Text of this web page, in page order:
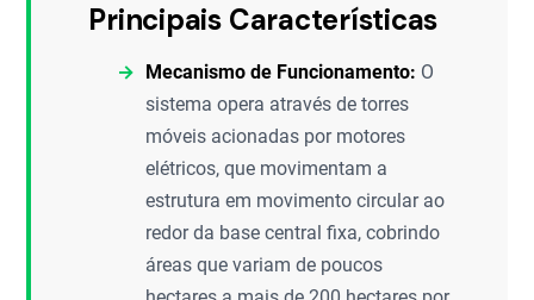
Principais Características
Mecanismo de Funcionamento: O
sistema opera através de torres
móveis acionadas por motores
elétricos, que movimentam a
estrutura em movimento circular ao
redor da base central fixa, cobrindo
áreas que variam de poucos